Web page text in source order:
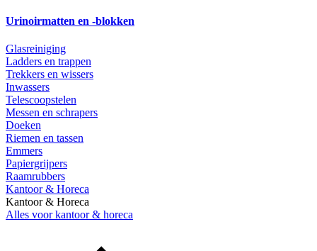
Urinoirmatten en -blokken
Glasreiniging
Ladders en trappen
Trekkers en wissers
Inwassers
Telescoopstelen
Messen en schrapers
Doeken
Riemen en tassen
Emmers
Papiergrijpers
Raamrubbers
Kantoor & Horeca
Kantoor & Horeca
Alles voor kantoor & horeca